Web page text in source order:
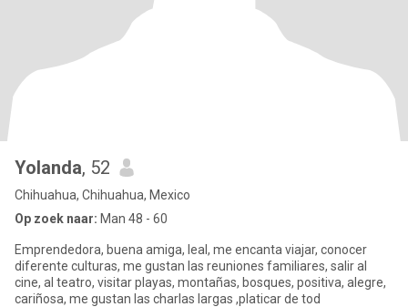
Yolanda, 52
Chihuahua, Chihuahua, Mexico
Op zoek naar: Man 48 - 60
Emprendedora, buena amiga, leal, me encanta viajar, conocer
diferente culturas, me gustan las reuniones familiares, salir al
cine, al teatro, visitar playas, montañas, bosques, positiva, alegre,
cariñosa, me gustan las charlas largas ,platicar de tod